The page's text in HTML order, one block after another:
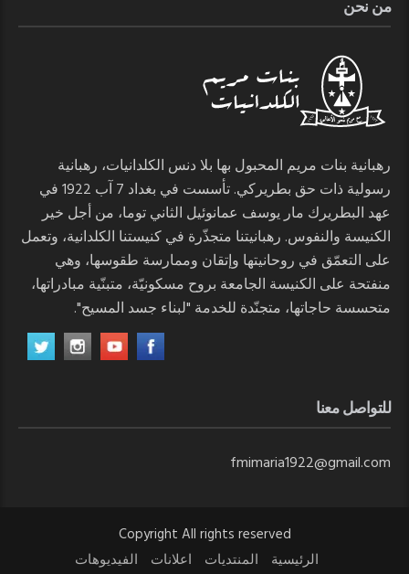
من نحن
رهبانية بنات مريم المحبول بها بلا دنس الكلدانيات، رهبانية
رسولية ذات حق بطريركي. تأسست في بغداد 7 آب 1922 في
عهد البطريرك مار يوسف عمانوئيل الثاني توما، من أجل خير
الكنيسة والنفوس. رهبانيتنا متجذّرة في كنيستنا الكلدانية، وتعمل
على التعمّق في روحانيتها وإتقان وممارسة طقوسها، وهي
منفتحة على الكنيسة الجامعة بروح مسكونيّة، متبنّية مبادراتها،
متحسسة حاجاتها، متجنّدة للخدمة "لبناء جسد المسيح".
للتواصل معنا
fmimaria1922@gmail.com
Copyright All rights reserved
الرئيسية
المنتديات اعلانات الفيديوهات